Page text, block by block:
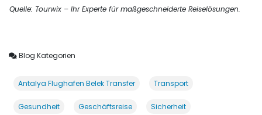
Quelle: Tourwix – Ihr Experte für maßgeschneiderte Reiselösungen.
Blog Kategorien
Antalya Flughafen Belek Transfer Transport
Gesundheit Geschäftsreise Sicherheit